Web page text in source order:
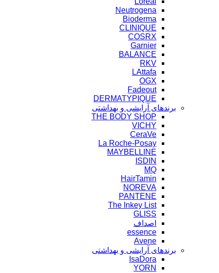
Neutrogena
Bioderma
CLINIQUE
COSRX
Garnier
BALANCE
RKV
LAttafa
OGX
Fadeout
DERMATYPIQUE
برندهای آرایشی و بهداشتی
THE BODY SHOP
VICHY
CeraVe
La Roche-Posay
MAYBELLINE
ISDIN
MQ
HairTamin
NOREVA
PANTENE
The Inkey List
GLISS
اصداف
essence
Avene
برندهای آرایشی و بهداشتی
IsaDora
YORN